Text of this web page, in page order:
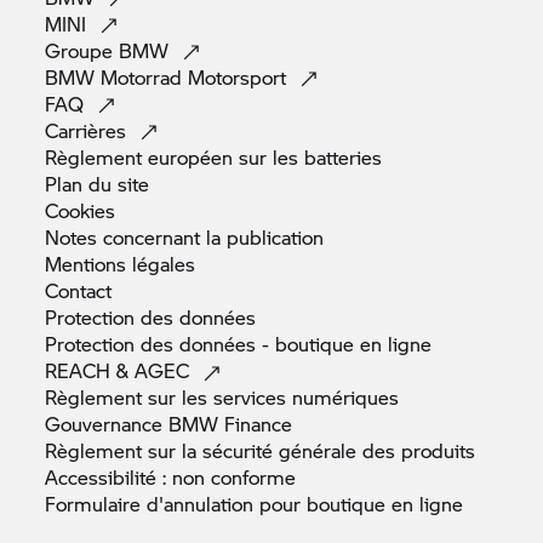
en principauté de Monaco. Les informations et
coordonnées fournies par tout participant dans le
cadre de sa participation au Jeu doivent être
valides et sincères, sous peine d'invalidation
immédiate de sa participation au Jeu et, le cas
échéant, de perte de la qualité de gagnant.
Chaque participant au Jeu autorise toutes
vérifications légales concernant son identité et ses
coordonnées. Toute indication d'identité ou
d'adresse incomplète, fausse, usurpée et/ou
erronée entraînera l'invalidation immédiate de la
participation de son auteur au Jeu et, le cas
échéant, de perte de la qualité de gagnant.
Il est strictement interdit de modifier ou de tenter
de modifier, par quelque procédé que ce soit, les
dispositifs de participation au Jeu.
MINI
Groupe BMW
BMW Motorrad Motorsport
FAQ
Carrières
Règlement européen sur les batteries
Plan dusite
Cookies
Notes concernant la publication
Mentions légales
Contact
Protection desdonnées
Protection des données - boutique en ligne
REACH &AGEC
Règlement sur les services numériques
Gouvernance BMW Finance
Règlement sur la sécurité générale des produits
Accessibilité : nonconforme
Formulaire d'annulation pour boutique en ligne